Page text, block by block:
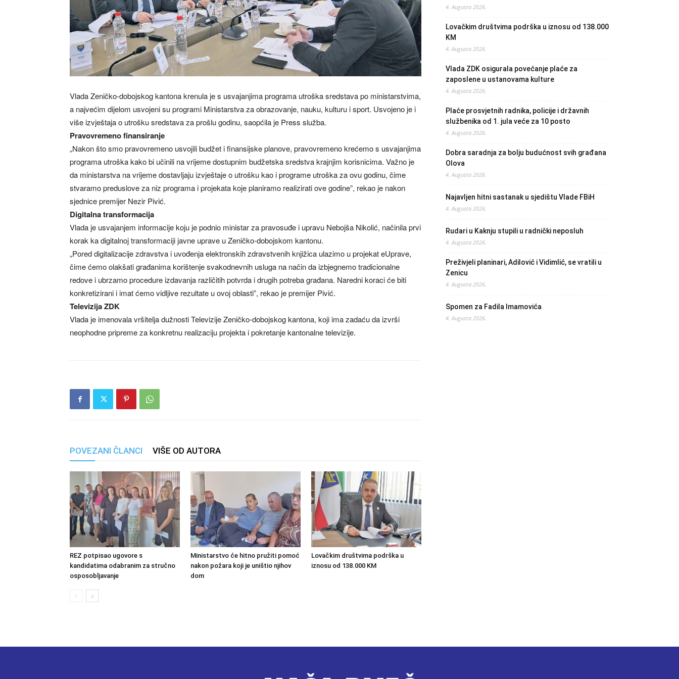
Vlada Zeničko-dobojskog kantona krenula je s usvajanjima programa utroška sredstava po ministarstvima,
a najvećim dijelom usvojeni su programi Ministarstva za obrazovanje, nauku, kulturu i sport. Usvojeno je i
više izvještaja o utrošku sredstava za prošlu godinu, saopćila je Press služba.
Pravovremeno finansiranje
„Nakon što smo pravovremeno usvojili budžet i finansijske planove, pravovremeno krećemo s usvajanjima
programa utroška kako bi učinili na vrijeme dostupnim budžetska sredstva krajnjim korisnicima. Važno je
da ministarstva na vrijeme dostavljaju izvještaje o utrošku kao i programe utroška za ovu godinu, čime
stvaramo preduslove za niz programa i projekata koje planiramo realizirati ove godine”, rekao je nakon
sjednice premijer Nezir Pivić.
Digitalna transformacija
Vlada je usvajanjem informacije koju je podnio ministar za pravosuđe i upravu Nebojša Nikolić, načinila prvi
korak ka digitalnoj transformaciji javne uprave u Zeničko-dobojskom kantonu.
„Pored digitalizacije zdravstva i uvođenja elektronskih zdravstvenih knjižica ulazimo u projekat eUprave,
čime ćemo olakšati građanima korištenje svakodnevnih usluga na način da izbjegnemo tradicionalne
redove i ubrzamo procedure izdavanja različitih potvrda i drugih potreba građana. Naredni koraci će biti
konkretizirani i imat ćemo vidljive rezultate u ovoj oblasti”, rekao je premijer Pivić.
Televizija ZDK
Vlada je imenovala vršitelja dužnosti Televizije Zeničko-dobojskog kantona, koji ima zadaću da izvrši
neophodne pripreme za konkretnu realizaciju projekta i pokretanje kantonalne televizije.
POVEZANI ČLANCI VIŠE OD AUTORA
REZ potpisao ugovore s
kandidatima odabranim za stručno
osposobljavanje
Ministarstvo će hitno pružiti pomoć
nakon požara koji je uništio njihov
dom
Lovačkim društvima podrška u
iznosu od 138.000 KM
4. Augusta 2026.
Lovačkim društvima podrška u iznosu od 138.000
KM
4. Augusta 2026.
Vlada ZDK osigurala povećanje plaće za
zaposlene u ustanovama kulture
4. Augusta 2026.
Plaće prosvjetnih radnika, policije i državnih
službenika od 1. jula veće za 10 posto
4. Augusta 2026.
Dobra saradnja za bolju budućnost svih građana
Olova
4. Augusta 2026.
Najavljen hitni sastanak u sjedištu Vlade FBiH
4. Augusta 2026.
Rudari u Kaknju stupili u radnički neposluh
4. Augusta 2026.
Preživjeli planinari, Adilović i Vidimlić, se vratili u
Zenicu
4. Augusta 2026.
Spomen za Fadila Imamovića
4. Augusta 2026.